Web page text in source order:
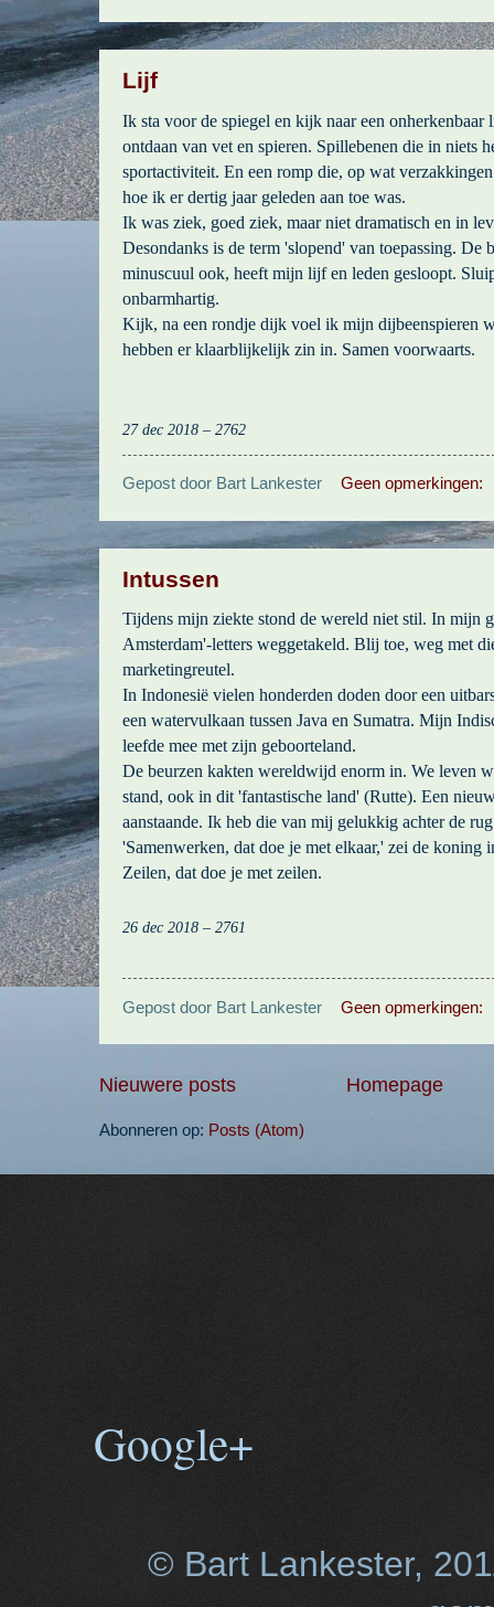
Lijf
Ik sta voor de spiegel en kijk naar een onherkenbaar
ontdaan van vet en spieren. Spillebenen die in niets
sportactiviteit. En een romp die, op wat
hoe ik er dertig jaar geleden aan toe was.
Ik was ziek, goed ziek, maar niet dramatisch en in
Desondanks is de term 'slopend' van toepassing. De
minuscuul ook, heeft mijn lijf en leden gesloopt.
onbarmhartig.
Kijk, na een rondje dijk voel ik mijn dijbeenspieren
hebben er klaarblijkelijk zin in. Samen voorwaarts.
27 dec 2018 – 2762
Gepost door Bart Lankester Geen opmerkingen:
Intussen
Tijdens mijn ziekte stond de wereld niet stil. In mijn
Amsterdam'-letters weggetakeld. Blij toe, weg met
marketingreutel.
In Indonesië vielen honderden doden door een
een watervulkaan tussen Java en Sumatra. Mijn
leefde mee met zijn geboorteland.
De beurzen kakten wereldwijd enorm in. We leven
stand, ook in dit 'fantastische land' (Rutte). Een
aanstaande. Ik heb die van mij gelukkig achter de
'Samenwerken, dat doe je met elkaar,' zei de koning
Zeilen, dat doe je met zeilen.
26 dec 2018 – 2761
Gepost door Bart Lankester Geen opmerkingen:
Nieuwere posts Homepage
Abonneren op: Posts (Atom)
Google+
© Bart Lankester,